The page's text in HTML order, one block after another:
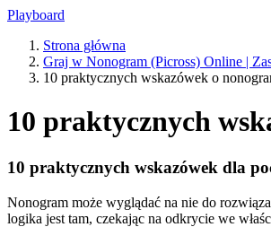
Playboard
Strona główna
Graj w Nonogram (Picross) Online |
10 praktycznych wskazówek o
10 praktycznych
10 praktycznych wskazówek dla
Nonogram może wyglądać na nie do
logika jest tam, czekając na odkrycie we